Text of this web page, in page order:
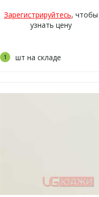
Зарегистрируйтесь, чтобы
узнать цену
1 шт на складе